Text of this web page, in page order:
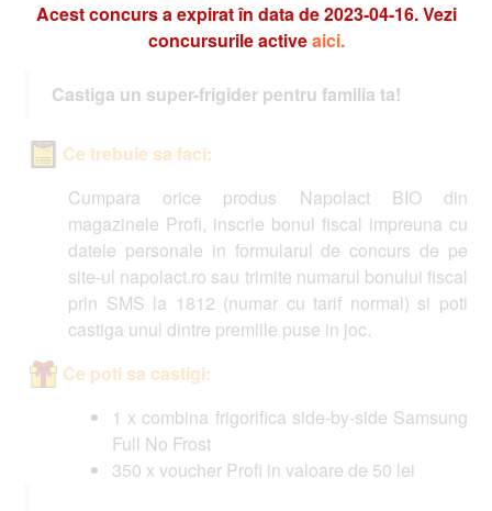
Acest concurs a expirat în data de 2023-04-16. Vezi
concursurile activeaici.
Castiga un super-frigider pentru familia ta!
Ce trebuie sa faci:
Cumpara orice produs Napolact BIO din
magazinele Profi, inscrie bonul fiscal impreuna cu
datele personale in formularul de concurs de pe
site-ul napolact.ro sau trimite numarul bonului fiscal
prin SMS la 1812 (numar cu tarif normal) si poti
castiga unul dintre premiile puse in joc.
Ce poti sa castigi:
1 x combina frigorifica side-by-side Samsung
Full No Frost
350 x voucher Profi in valoare de 50 lei